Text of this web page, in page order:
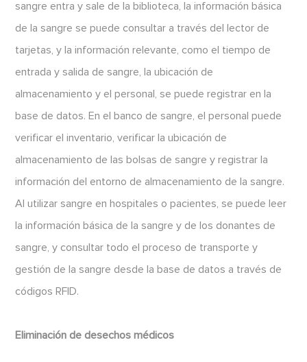
sangre entra y sale de la biblioteca, la información básica
de la sangre se puede consultar a través del lector de
tarjetas, y la información relevante, como el tiempo de
entrada y salida de sangre, la ubicación de
almacenamiento y el personal, se puede registrar en la
base de datos. En el banco de sangre, el personal puede
verificar el inventario, verificar la ubicación de
almacenamiento de las bolsas de sangre y registrar la
información del entorno de almacenamiento de la sangre.
Al utilizar sangre en hospitales o pacientes, se puede leer
la información básica de la sangre y de los donantes de
sangre, y consultar todo el proceso de transporte y
gestión de la sangre desde la base de datos a través de
códigos RFID.
Eliminación de desechos médicos